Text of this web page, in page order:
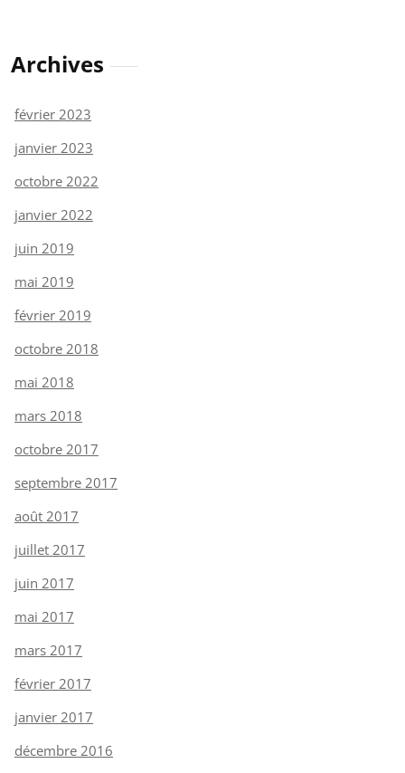
Archives
février 2023
janvier 2023
octobre 2022
janvier 2022
juin 2019
mai 2019
février 2019
octobre 2018
mai 2018
mars 2018
octobre 2017
septembre 2017
août 2017
juillet 2017
juin 2017
mai 2017
mars 2017
février 2017
janvier 2017
décembre 2016